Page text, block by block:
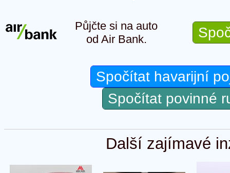
Půjčte si na auto
od Air Bank.
Spočítat havarijní
Spočítat povinné
Další zajímavé